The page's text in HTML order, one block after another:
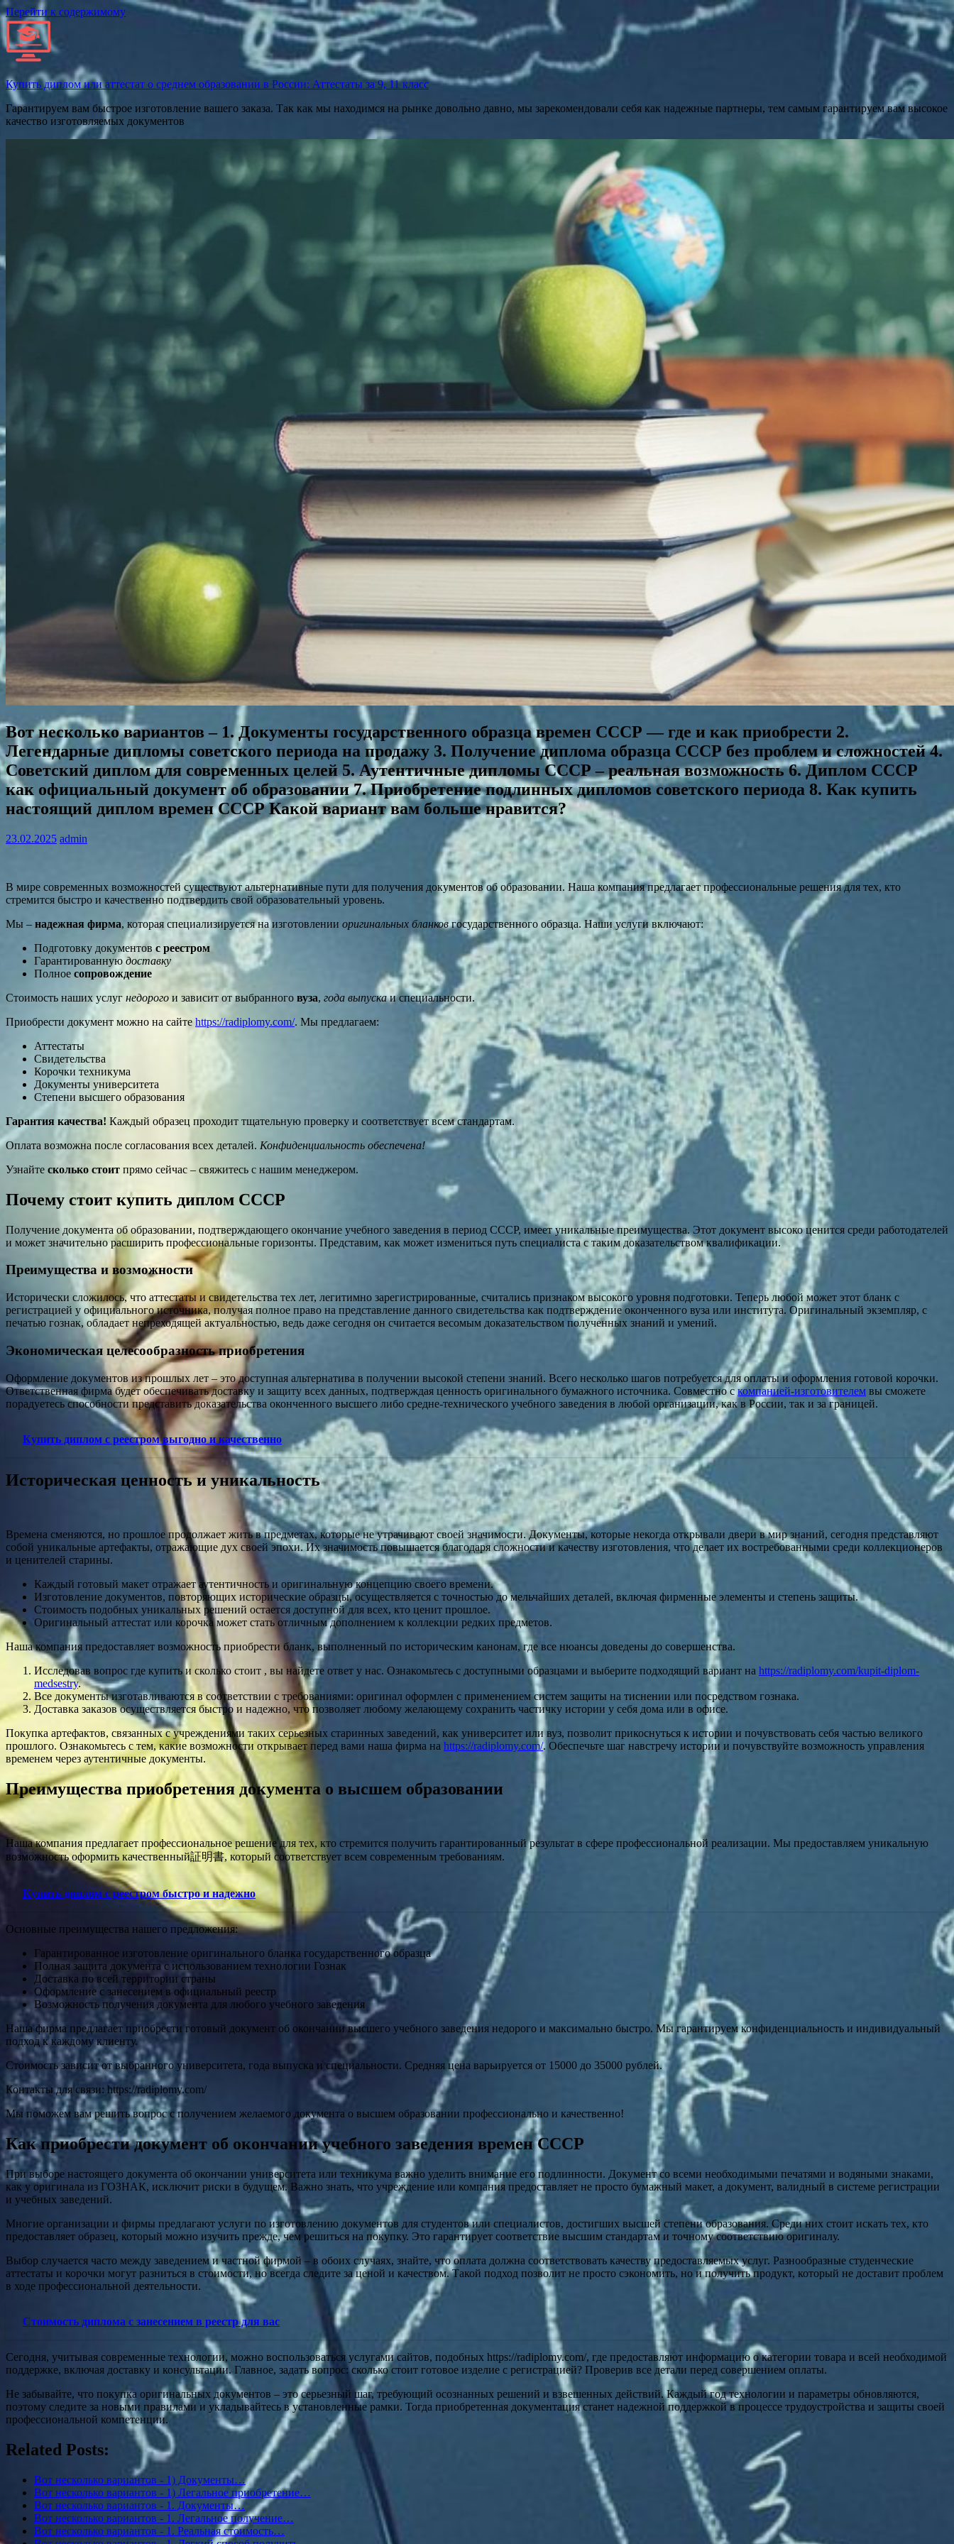
Перейти к содержимому
Купить диплом или аттестат о среднем образовании в России: Аттестаты за 9, 11 класс
Гарантируем вам быстрое изготовление вашего заказа. Так как мы находимся на рынке довольно давно, мы зарекомендовали себя как надежные партнеры, тем самым гарантируем вам высокое
качество изготовляемых документов
Вот несколько вариантов – 1. Документы государственного образца времен СССР — где и как приобрести 2.
Легендарные дипломы советского периода на продажу 3. Получение диплома образца СССР без проблем и сложностей 4.
Советский диплом для современных целей 5. Аутентичные дипломы СССР – реальная возможность 6. Диплом СССР
как официальный документ об образовании 7. Приобретение подлинных дипломов советского периода 8. Как купить
настоящий диплом времен СССР Какой вариант вам больше нравится?
23.02.2025 admin
В мире современных возможностей существуют альтернативные пути для получения документов об образовании. Наша компания предлагает профессиональные решения для тех, кто
стремится быстро и качественно подтвердить свой образовательный уровень.
Мы – надежная фирма, которая специализируется на изготовлении оригинальных бланковгосударственного образца. Наши услуги включают:
Подготовку документов с реестром
Гарантированную доставку
Полное сопровождение
Стоимость наших услуг недорого и зависит от выбранного вуза, года выпускаи специальности.
Приобрести документ можно на сайте https://radiplomy.com/. Мы предлагаем:
Аттестаты
Свидетельства
Корочки техникума
Документы университета
Степени высшего образования
Гарантия качества! Каждый образец проходит тщательную проверку и соответствует всем стандартам.
Оплата возможна после согласования всех деталей. Конфиденциальность обеспечена!
Узнайте сколько стоит прямо сейчас – свяжитесь с нашим менеджером.
Почему стоит купить диплом СССР
Получение документа об образовании, подтверждающего окончание учебного заведения в период СССР, имеет уникальные преимущества. Этот документ высоко ценится среди работодателей
и может значительно расширить профессиональные горизонты. Представим, как может измениться путь специалиста с таким доказательством квалификации.
Преимущества и возможности
Исторически сложилось, что аттестаты и свидетельства тех лет, легитимно зарегистрированные, считались признаком высокого уровня подготовки. Теперь любой может этот бланк с
регистрацией у официального источника, получая полное право на представление данного свидетельства как подтверждение оконченного вуза или института. Оригинальный экземпляр, с
печатью гознак, обладает непреходящей актуальностью, ведь даже сегодня он считается весомым доказательством полученных знаний и умений.
Экономическая целесообразность приобретения
Оформление документов из прошлых лет – это доступная альтернатива в получении высокой степени знаний. Всего несколько шагов потребуется для оплаты и оформления готовой корочки.
Ответственная фирма будет обеспечивать доставку и защиту всех данных, подтверждая ценность оригинального бумажного источника. Совместно скомпанией-изготовителем вы сможете
порадуетесь способности представить доказательства оконченного высшего либо средне-технического учебного заведения в любой организации, как в России, так и за границей.
Купить диплом с реестром выгодно и качественно
Историческая ценность и уникальность
Времена сменяются, но прошлое продолжает жить в предметах, которые не утрачивают своей значимости. Документы, которые некогда открывали двери в мир знаний, сегодня представляют
собой уникальные артефакты, отражающие дух своей эпохи. Их значимость повышается благодаря сложности и качеству изготовления, что делает их востребованными среди коллекционеров
и ценителей старины.
Каждый готовый макет отражает аутентичность и оригинальную концепцию своего времени.
Изготовление документов, повторяющих исторические образцы, осуществляется с точностью до мельчайших деталей, включая фирменные элементы и степень защиты.
Стоимость подобных уникальных решений остается доступной для всех, кто ценит прошлое.
Оригинальный аттестат или корочка может стать отличным дополнением к коллекции редких предметов.
Наша компания предоставляет возможность приобрести бланк, выполненный по историческим канонам, где все нюансы доведены до совершенства.
Исследовав вопрос где купить и сколько стоит , вы найдете ответ у нас. Ознакомьтесь с доступными образцами и выберите подходящий вариант на https://radiplomy.com/kupit-diplom-
medsestry.
Все документы изготавливаются в соответствии с требованиями: оригинал оформлен с применением систем защиты на тиснении или посредством гознака.
Доставка заказов осуществляется быстро и надежно, что позволяет любому желающему сохранить частичку истории у себя дома или в офисе.
Покупка артефактов, связанных с учреждениями таких серьезных старинных заведений, как университет или вуз, позволит прикоснуться к истории и почувствовать себя частью великого
прошлого. Ознакомьтесь с тем, какие возможности открывает перед вами наша фирма на https://radiplomy.com/. Обеспечьте шаг навстречу истории и почувствуйте возможность управления
временем через аутентичные документы.
Преимущества приобретения документа о высшем образовании
Наша компания предлагает профессиональное решение для тех, кто стремится получить гарантированный результат в сфере профессиональной реализации. Мы предоставляем уникальную
возможность оформить качественный証明書, который соответствует всем современным требованиям.
Купить диплом с реестром быстро и надежно
Основные преимущества нашего предложения:
Гарантированное изготовление оригинального бланка государственного образца
Полная защита документа с использованием технологии Гознак
Доставка по всей территории страны
Оформление с занесением в официальный реестр
Возможность получения документа для любого учебного заведения
Наша фирма предлагает приобрести готовый документ об окончании высшего учебного заведения недорого и максимально быстро. Мы гарантируем конфиденциальность и индивидуальный
подход к каждому клиенту.
Стоимость зависит от выбранного университета, года выпуска и специальности. Средняя цена варьируется от 15000 до 35000 рублей.
Контакты для связи: https://radiplomy.com/
Мы поможем вам решить вопрос с получением желаемого документа о высшем образовании профессионально и качественно!
Как приобрести документ об окончании учебного заведения времен СССР
При выборе настоящего документа об окончании университета или техникума важно уделить внимание его подлинности. Документ со всеми необходимыми печатями и водяными знаками,
как у оригинала из ГОЗНАК, исключит риски в будущем. Важно знать, что учреждение или компания предоставляет не просто бумажный макет, а документ, валидный в системе регистрации
и учебных заведений.
Многие организации и фирмы предлагают услуги по изготовлению документов для студентов или специалистов, достигших высшей степени образования. Среди них стоит искать тех, кто
предоставляет образец, который можно изучить прежде, чем решиться на покупку. Это гарантирует соответствие высшим стандартам и точному соответствию оригиналу.
Выбор случается часто между заведением и частной фирмой – в обоих случаях, знайте, что оплата должна соответствовать качеству предоставляемых услуг. Разнообразные студенческие
аттестаты и корочки могут разниться в стоимости, но всегда следите за ценой и качеством. Такой подход позволит не просто сэкономить, но и получить продукт, который не доставит проблем
в ходе профессиональной деятельности.
Стоимость диплома с занесением в реестр для вас
Сегодня, учитывая современные технологии, можно воспользоваться услугами сайтов, подобных https://radiplomy.com/, где предоставляют информацию о категории товара и всей необходимой
поддержке, включая доставку и консультации. Главное, задать вопрос: сколько стоит готовое изделие с регистрацией? Проверив все детали перед совершением оплаты.
Не забывайте, что покупка оригинальных документов – это серьезный шаг, требующий осознанных решений и взвешенных действий. Каждый год технологии и параметры обновляются,
поэтому следите за новыми правилами и укладывайтесь в установленные рамки. Тогда приобретенная документация станет надежной поддержкой в процессе трудоустройства и защиты своей
профессиональной компетенции.
Related Posts:
Вот несколько вариантов - 1) Документы…
Вот несколько вариантов - 1) Легальное приобретение…
Вот несколько вариантов - 1. Документы…
Вот несколько вариантов - 1. Легальное получение…
Вот несколько вариантов - 1. Реальная стоимость…